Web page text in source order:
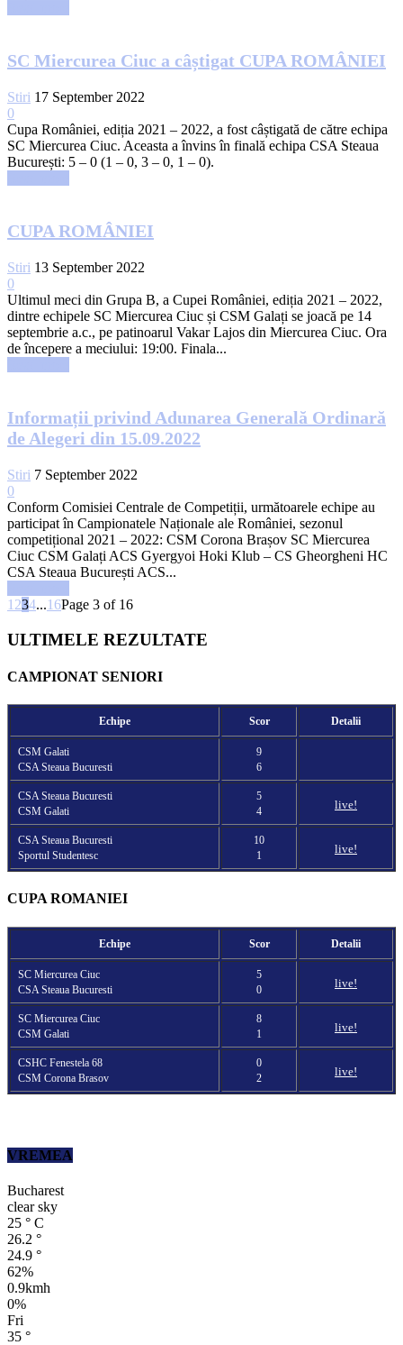
SC Miercurea Ciuc a câștigat CUPA ROMÂNIEI
Stiri 17 September 2022
0
Cupa României, ediția 2021 – 2022, a fost câștigată de către echipa
SC Miercurea Ciuc. Aceasta a învins în finală echipa CSA Steaua
București: 5 – 0 (1 – 0, 3 – 0, 1 – 0).
CUPA ROMÂNIEI
Stiri 13 September 2022
0
Ultimul meci din Grupa B, a Cupei României, ediția 2021 – 2022,
dintre echipele SC Miercurea Ciuc și CSM Galați se joacă pe 14
septembrie a.c., pe patinoarul Vakar Lajos din Miercurea Ciuc. Ora
de începere a meciului: 19:00. Finala...
Informații privind Adunarea Generală Ordinară
de Alegeri din 15.09.2022
Stiri 7 September 2022
0
Conform Comisiei Centrale de Competiții, următoarele echipe au
participat în Campionatele Naționale ale României, sezonul
competițional 2021 – 2022: CSM Corona Brașov SC Miercurea
Ciuc CSM Galați ACS Gyergyoi Hoki Klub – CS Gheorgheni HC
CSA Steaua București ACS...
1 234...16Page 3 of 16
ULTIMELE REZULTATE
CAMPIONAT SENIORI
Echipe Scor Detalii
CSM Galati
CSA Steaua Bucuresti
9
6
CSA Steaua Bucuresti
CSM Galati
5
4
live!
CSA Steaua Bucuresti
Sportul Studentesc
10
1
live!
CUPA ROMANIEI
Echipe Scor Detalii
SC Miercurea Ciuc
CSA Steaua Bucuresti
5
0
live!
SC Miercurea Ciuc
CSM Galati
8
1
live!
CSHC Fenestela 68
CSM Corona Brasov
0
2
live!
VREMEA
Bucharest
clear sky
25 ° C
26.2 °
24.9 °
62%
0.9kmh
0%
Fri
35 °